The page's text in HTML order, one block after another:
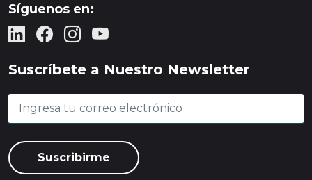
Síguenos en:
Suscríbete a Nuestro Newsletter